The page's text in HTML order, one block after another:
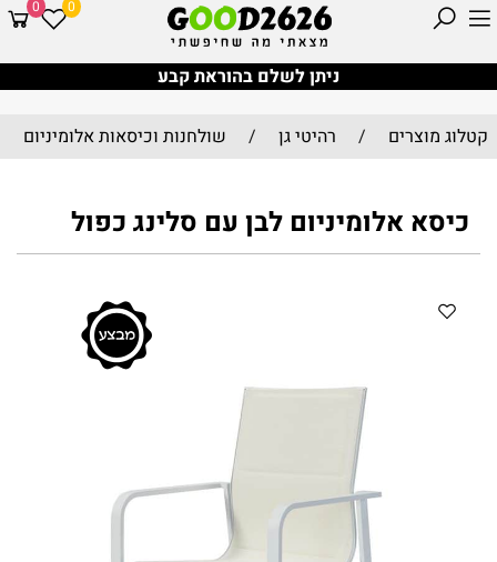
ניתן לשלם בהוראת קבע
0 0
קטלוג מוצרים / רהיטי גן / שולחנות וכיסאות אלומיניום
כיסא אלומיניום לבן עם סלינג כפול